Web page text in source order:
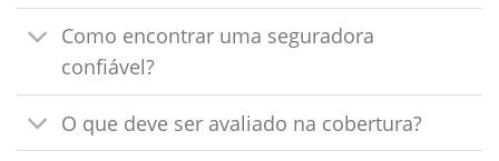
Como encontrar uma seguradora
confiável?
O que deve ser avaliado na cobertura?